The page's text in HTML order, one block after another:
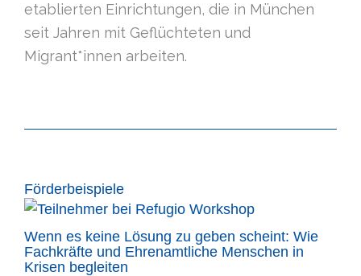
etablierten Einrichtungen, die in München
seit Jahren mit Geflüchteten und
Migrant*innen arbeiten.
Förderbeispiele
Wenn es keine Lösung zu geben scheint: Wie
Fachkräfte und Ehrenamtliche Menschen in
Krisen begleiten